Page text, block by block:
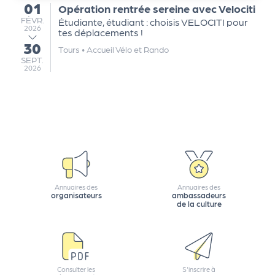
du
01
FÉVRIER
FÉVR.
2026
au
30
SEPTEMBRE
SEPT.
2026
Opération rentrée sereine avec Velociti
Étudiante, étudiant : choisis VELOCITI pour
tes déplacements !
Tours • Accueil Vélo et Rando
Annuaires des
organisateurs
Annuaires des
ambassadeurs
de la culture
Consulter les S'inscrire à
Q
ui
s
o